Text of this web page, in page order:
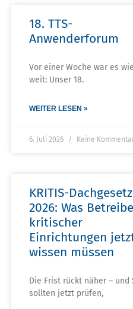
18. TTS-
Anwenderforum
Vor einer Woche war es
weit: Unser 18.
WEITER LESEN »
6. Juli 2026 Keine
KRITIS-Dachgesetz
2026: Was
kritischer
Einrichtungen
wissen müssen
Die Frist rückt näher – und
sollten jetzt prüfen,